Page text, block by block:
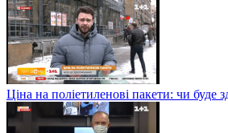
Ціна на поліетиленові пакети: чи буде